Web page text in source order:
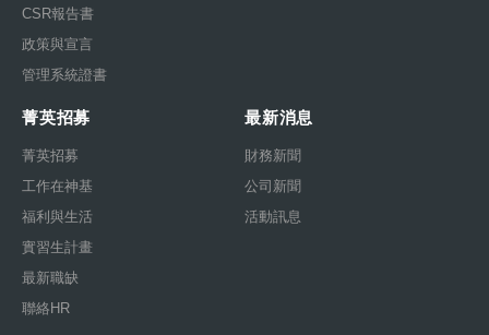
CSR報告書
政策與宣言
管理系統證書
菁英招募
菁英招募
工作在神基
福利與生活
實習生計畫
最新職缺
聯絡HR
最新消息
財務新聞
公司新聞
活動訊息